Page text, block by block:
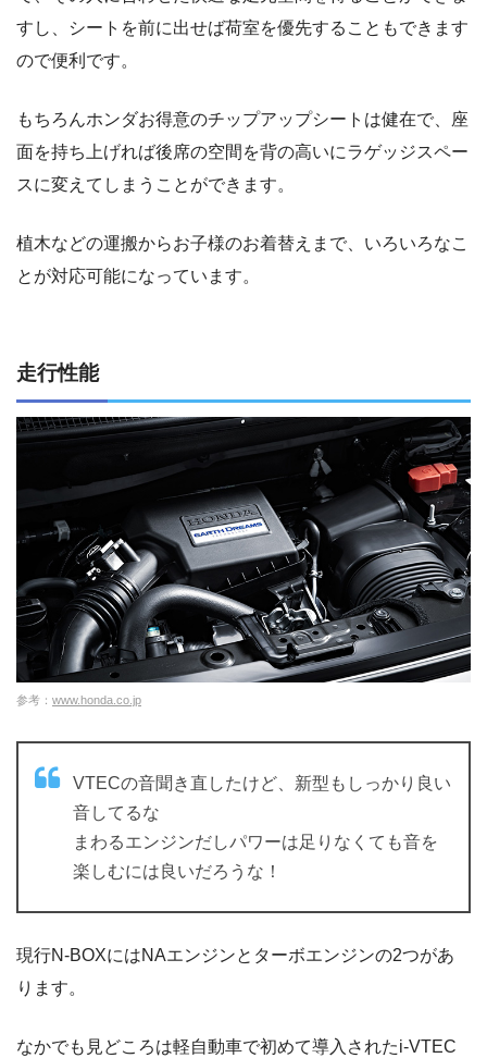
すし、シートを前に出せば荷室を優先することもできます
ので便利です。
もちろんホンダお得意のチップアップシートは健在で、座
面を持ち上げれば後席の空間を背の高いにラゲッジスペー
スに変えてしまうことができます。
植木などの運搬からお子様のお着替えまで、いろいろなこ
とが対応可能になっています。
走行性能
参考： www.honda.co.jp
VTECの音聞き直したけど、新型もしっかり良い
音してるな
まわるエンジンだしパワーは足りなくても音を
楽しむには良いだろうな！
現行N-BOXにはNAエンジンとターボエンジンの2つがあ
ります。
なかでも見どころは軽自動車で初めて導入されたi-VTEC